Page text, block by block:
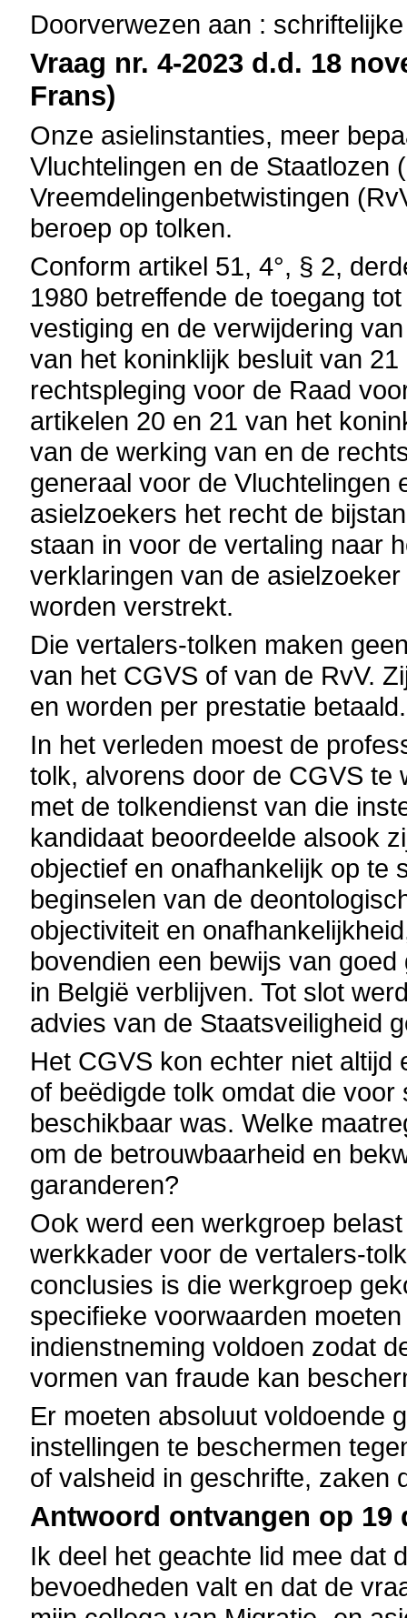
Doorverwezen aan :
Vraag nr. 4-2023 d.d. 18
Frans)
Onze asielinstanties, meer
Vluchtelingen en de Staatlozen
Vreemdelingenbetwistingen
beroep op tolken.
Conform artikel 51, 4°, § 2,
1980 betreffende de toegang
vestiging en de verwijdering
van het koninklijk besluit van
rechtspleging voor de Raad
artikelen 20 en 21 van het
van de werking van en de
generaal voor de Vluchtelingen
asielzoekers het recht de
staan in voor de vertaling naar
verklaringen van de
worden verstrekt.
Die vertalers-tolken maken
van het CGVS of van de RvV.
en worden per prestatie betaald.
In het verleden moest de
tolk, alvorens door de CGVS
met de tolkendienst van die
kandidaat beoordeelde alsook
objectief en onafhankelijk op te
beginselen van de
objectiviteit en
bovendien een bewijs van
in België verblijven. Tot slot
advies van de Staatsveiligheid
Het CGVS kon echter niet
of beëdigde tolk omdat die
beschikbaar was. Welke
om de betrouwbaarheid en
garanderen?
Ook werd een werkgroep
werkkader voor de vertalers-
conclusies is die werkgroep
specifieke voorwaarden
indienstneming voldoen zodat
vormen van fraude kan
Er moeten absoluut voldoende
instellingen te beschermen
of valsheid in geschrifte, zaken
Antwoord ontvangen op 19
Ik deel het geachte lid mee dat
bevoedheden valt en dat de